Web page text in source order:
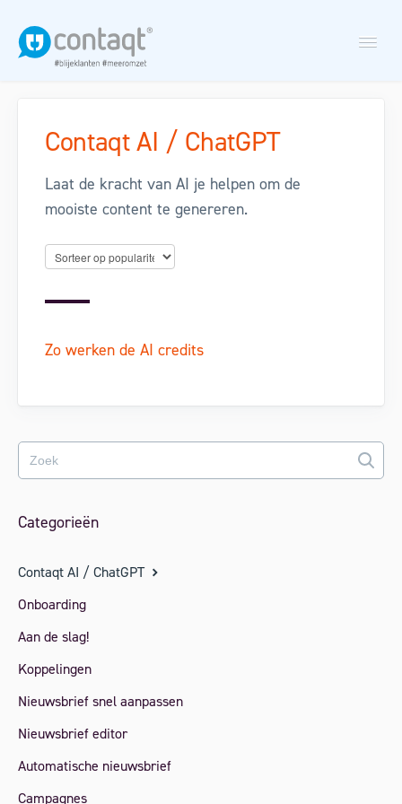
Nieuwsbriefmodule
Nazorgscan
Maak een support ticket aan
Contaqt AI / ChatGPT
Laat de kracht van AI je helpen om de
mooiste content te genereren.
Zo werken de AI credits
Categorieën
Contaqt AI / ChatGPT
Onboarding
Aan de slag!
Koppelingen
Nieuwsbrief snel aanpassen
Nieuwsbrief editor
Automatische nieuwsbrief
Campagnes